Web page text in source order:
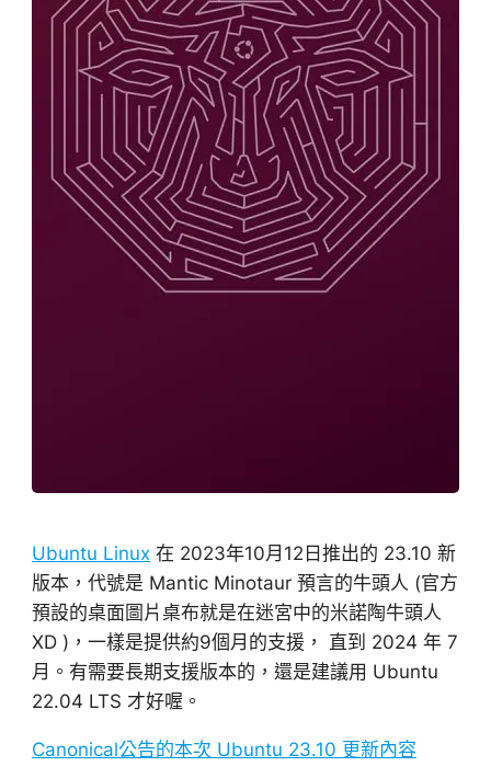
Ubuntu Linux在 2023年10月12日推出的 23.10 新
版本，代號是 Mantic Minotaur 預言的牛頭人 (官方
預設的桌面圖片桌布就是在迷宮中的米諾陶牛頭人
XD )，一樣是提供約9個月的支援， 直到 2024 年 7
月。有需要長期支援版本的，還是建議用 Ubuntu
22.04 LTS 才好喔。
Canonical公告的本次 Ubuntu 23.10 更新內容